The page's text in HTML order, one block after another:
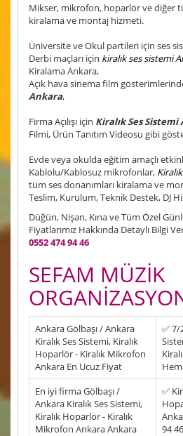
Mikser, mikrofon, hoparlör ve diğer
kiralama ve montaj hizmeti.
Üniversite ve Okul partileri için ses
Derbi maçları için kiralık ses sistemi
Kiralama Ankara,
Açık hava sinema film
Ankara,
Firma Açılışı için Kiralık Ses Sistemi
Filmi, Ürün Tanıtım Videosu gibi
Evde veya okulda eğitim amaçlı
Kablolu/Kablosuz mikrofonlar,
tüm ses donanımları kiralama ve
Teslim, Kurulum, Teknik Destek, DJ
Düğün, Nişan, Kına ve Tüm Özel
Fiyatlarımız Hakkında Detaylı Bilgi
0552 474 94 46
SEFAM MÜZİK
Ankara Gölbaşı / Ankara
Kiralık Ses Sistemi, Kiralık
Hoparlör - Kiralık Mikrofon
Ankara En Ucuz Fiyat
✅ 7/
En iyi firma Gölbaşı /
Ankara Kiralık Ses Sistemi,
Kiralık Hoparlör - Kiralık
Mikrofon Ankara Ankara
✅
94